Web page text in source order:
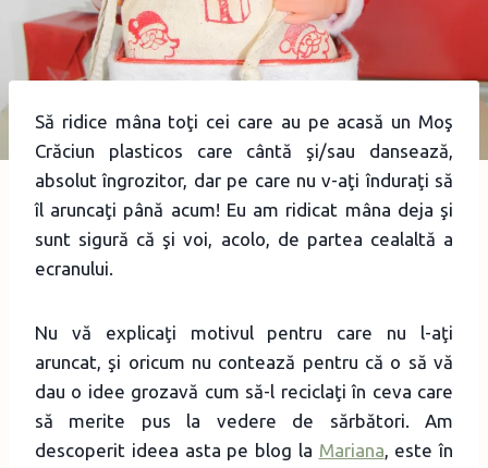
Să ridice mâna toţi cei care au pe acasă un Moş
Crăciun plasticos care cântă şi/sau dansează,
absolut îngrozitor, dar pe care nu v-aţi înduraţi să
îl aruncaţi până acum! Eu am ridicat mâna deja şi
sunt sigură că şi voi, acolo, de partea cealaltă a
ecranului.
Nu vă explicaţi motivul pentru care nu l-aţi
aruncat, şi oricum nu contează pentru că o să vă
dau o idee grozavă cum să-l reciclaţi în ceva care
să merite pus la vedere de sărbători. Am
descoperit ideea asta pe blog la Mariana, este în